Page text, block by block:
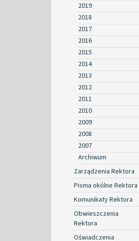
2019
2018
2017
2016
2015
2014
2013
2012
2011
2010
2009
2008
2007
Archiwum
Zarządzenia Rektora
Pisma okólne Rektora
Komunikaty Rektora
Obwieszczenia
Rektora
Oświadczenia